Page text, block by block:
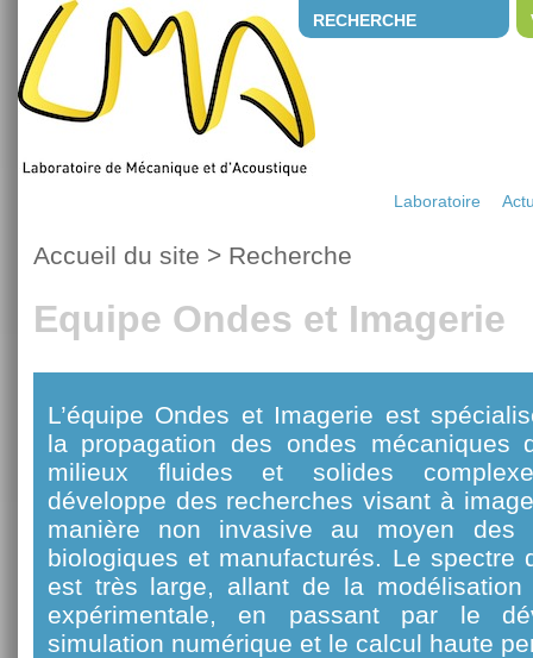
RECHERCHE
Laboratoire
Accueil du site > Recherche
Equipe Ondes et Imagerie
L’équipe Ondes et Imagerie est
la propagation des ondes mécaniques
milieux fluides et solides
développe des recherches visant à
manière non invasive au moyen des
biologiques et manufacturés. Le spectre
est très large, allant de la modélisation
expérimentale, en passant par le
simulation numérique et le calcul haute